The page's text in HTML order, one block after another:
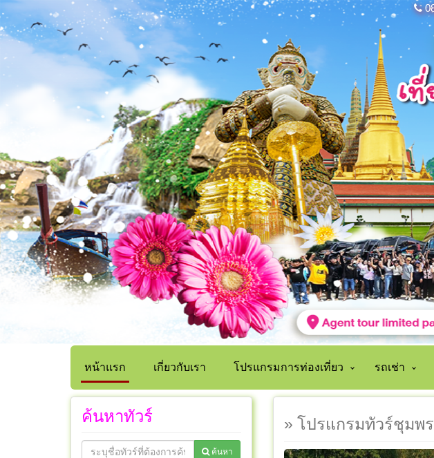
หน้าแรก เกี่ยวกับเรา โปรแกรมการท่องเที่ยว รถเช่า
ค้นหาทัวร์
ค้นหา
» โปรแกรมทัวร์ชุมพร